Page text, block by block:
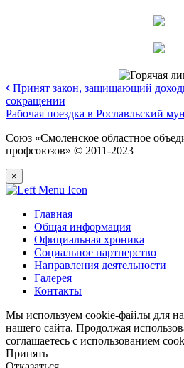
Принят закон, защищающий
сокращении
Рабочая поездка в Рославльский
Союз «Смоленское областное
профсоюзов» © 2011-2023
×
Главная
Общая информация
Официальная хроника
Социальное партнерство
Направления деятельности
Галерея
Контакты
Мы используем cookie-файлы для
нашего сайта. Продолжая
соглашаетесь с использованием
Принять